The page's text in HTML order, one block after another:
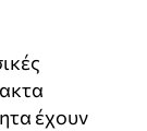
έχουν